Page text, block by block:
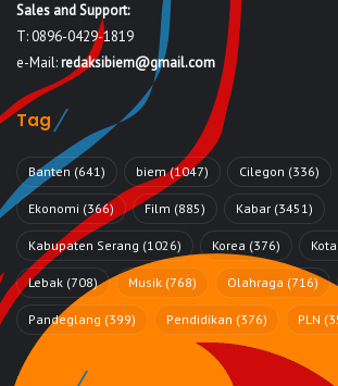
Sales and Support:
T: 0896-0429-1819
e-Mail:redaksibiem@gmail.com
Tag
Banten (641) biem(1047) Cilegon (336)
Ekonomi (366) Film (885) Kabar (3451)
Kabupaten Serang (1026) Korea (376)
Lebak (708) Musik (768) Olahraga (716)
Pandeglang (399) Pendidikan (376) PLN